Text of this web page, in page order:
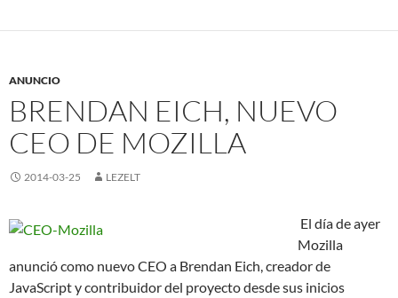
ANUNCIO
BRENDAN EICH, NUEVO
CEO DE MOZILLA
2014-03-25 LEZELT
El día de ayer
Mozilla
anunció como nuevo CEO a Brendan Eich, creador de
JavaScript y contribuidor del proyecto desde sus inicios